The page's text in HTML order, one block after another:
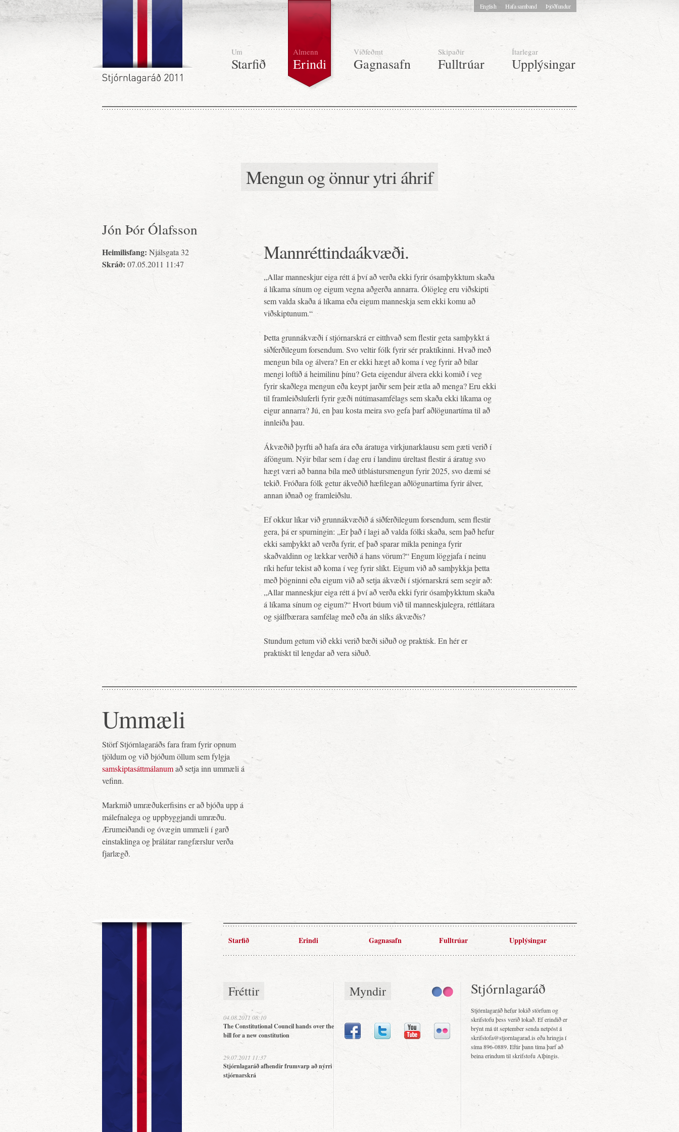
Um
Starfið
Almenn
Erindi
Víðfeðmt
Gagnasafn
Skipaðir
Fulltrúar
Ítarlegar
Upplýsingar
English Hafa samband Þjóðfundur
Mengun og önnur ytri áhrif
Jón Þór Ólafsson
Heimilisfang: Njálsgata 32
Skráð: 07.05.2011 11:47
Mannréttindaákvæði.
„Allar manneskjur eiga rétt á því að verða ekki fyrir ósamþykktum skaða
á líkama sínum og eigum vegna aðgerða annarra. Ólögleg eru viðskipti
sem valda skaða á líkama eða eigum manneskja sem ekki komu að
viðskiptunum.“
Þetta grunnákvæði í stjórnarskrá er eitthvað sem flestir geta samþykkt á
siðferðilegum forsendum. Svo veltir fólk fyrir sér praktíkinni. Hvað með
mengun bíla og álvera? En er ekki hægt að koma í veg fyrir að bílar
mengi loftið á heimilinu þínu? Geta eigendur álvera ekki komið í veg
fyrir skaðlega mengun eða keypt jarðir sem þeir ætla að menga? Eru ekki
til framleiðsluferli fyrir gæði nútímasamfélags sem skaða ekki líkama og
eigur annarra? Jú, en þau kosta meira svo gefa þarf aðlögunartíma til að
innleiða þau.
Ákvæðið þyrfti að hafa ára eða áratuga virkjunarklausu sem gæti verið í
áföngum. Nýir bílar sem í dag eru í landinu úreltast flestir á áratug svo
hægt væri að banna bíla með útblástursmengun fyrir 2025, svo dæmi sé
tekið. Fróðara fólk getur ákveðið hæfilegan aðlögunartíma fyrir álver,
annan iðnað og framleiðslu.
Ef okkur líkar við grunnákvæðið á siðferðilegum forsendum, sem flestir
gera, þá er spurningin: „Er það í lagi að valda fólki skaða, sem það hefur
ekki samþykkt að verða fyrir, ef það sparar mikla peninga fyrir
skaðvaldinn og lækkar verðið á hans vörum?“ Engum löggjafa í neinu
ríki hefur tekist að koma í veg fyrir slíkt. Eigum við að samþykkja þetta
með þögninni eða eigum við að setja ákvæði í stjórnarskrá sem segir að:
„Allar manneskjur eiga rétt á því að verða ekki fyrir ósamþykktum skaða
á líkama sínum og eigum?“ Hvort búum við til manneskjulegra, réttlátara
og sjálfbærara samfélag með eða án slíks ákvæðis?
Stundum getum við ekki verið bæði siðuð og praktísk. En hér er
praktískt til lengdar að vera siðuð.
Ummæli
Störf Stjórnlagaráðs fara fram fyrir opnum
tjöldum og við bjóðum öllum sem fylgja
samskiptasáttmálanumað setja inn ummæli á
vefinn.
Markmið umræðukerfisins er að bjóða upp á
málefnalega og uppbyggjandi umræðu.
Ærumeiðandi og óvægin ummæli í garð
einstaklinga og þrálátar rangfærslur verða
fjarlægð.
Starfið Erindi Gagnasafn Fulltrúar Upplýsingar
Fréttir
04.08.2011 08:10
The Constitutional Council hands over the
bill for a new constitution
29.07.2011 11:37
Stjórnlagaráð afhendir frumvarp að nýrri
stjórnarskrá
Myndir Stjórnlagaráð
Stjórnlagaráð hefur lokið störfum og
skrifstofu þess verið lokað. Ef erindið er
brýnt má út september senda netpóst á
skrifstofa@stjornlagarad.is eða hringja í
síma 896-0889. Eftir þann tíma þarf að
beina erindum til skrifstofu Alþingis.